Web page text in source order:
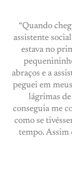
“Quando
assistente
estava no
abraços e a
peguei em
lágrimas
conseguia me
como se
tempo. Assim